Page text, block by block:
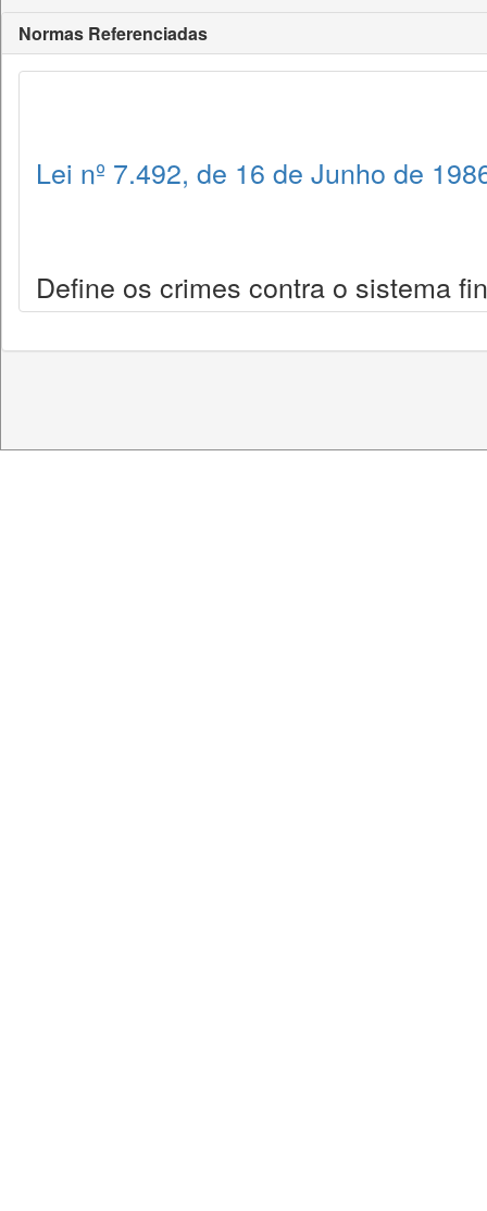
Normas Referenciadas
Lei nº 7.492, de 16 de Junho de
Define os crimes contra o sistema